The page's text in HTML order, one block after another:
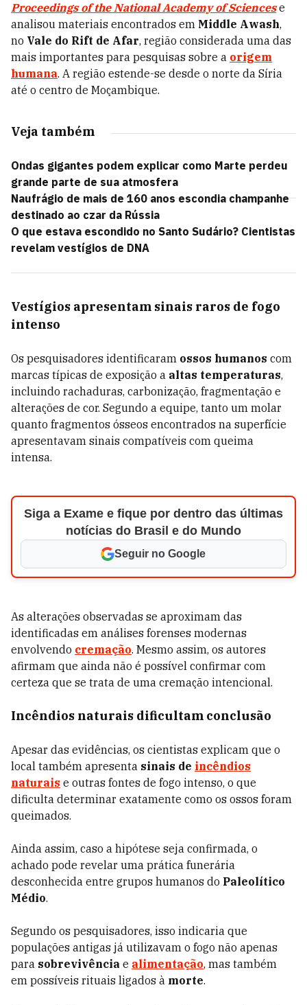
Proceedings of the National Academy of Sciencese
analisou materiais encontrados em Middle Awash,
no Vale do Rift de Afar, região considerada uma das
mais importantes para pesquisas sobre a origem
humana. A região estende-se desde o norte da Síria
até o centro de Moçambique.
Veja também
Ondas gigantes podem explicar como Marte perdeu
grande parte de sua atmosfera
Naufrágio de mais de 160 anos escondia champanhe
destinado ao czar da Rússia
O que estava escondido no Santo Sudário? Cientistas
revelam vestígios de DNA
Vestígios apresentam sinais raros de fogo
intenso
Os pesquisadores identificaram ossos humanos com
marcas típicas de exposição a altas temperaturas,
incluindo rachaduras, carbonização, fragmentação e
alterações de cor. Segundo a equipe, tanto um molar
quanto fragmentos ósseos encontrados na superfície
apresentavam sinais compatíveis com queima
intensa.
Siga a Exame e fique por dentro das últimas
notícias do Brasil e do Mundo
Seguir no Google
As alterações observadas se aproximam das
identificadas em análises forenses modernas
envolvendo cremação. Mesmo assim, os autores
afirmam que ainda não é possível confirmar com
certeza que se trata de uma cremação intencional.
Incêndios naturais dificultam conclusão
Apesar das evidências, os cientistas explicam que o
local também apresenta sinais de incêndios
naturais e outras fontes de fogo intenso, o que
dificulta determinar exatamente como os ossos foram
queimados.
Ainda assim, caso a hipótese seja confirmada, o
achado pode revelar uma prática funerária
desconhecida entre grupos humanos do Paleolítico
Médio.
Segundo os pesquisadores, isso indicaria que
populações antigas já utilizavam o fogo não apenas
para sobrevivência e alimentação, mas também
em possíveis rituais ligados à morte.